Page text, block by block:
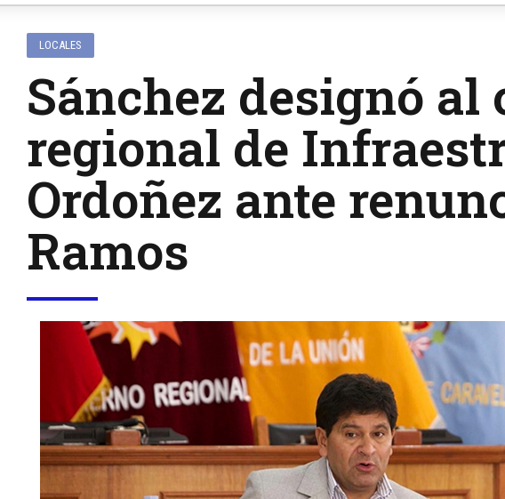
LOCALES
Sánchez designó al
regional de
Ordoñez ante
Ramos